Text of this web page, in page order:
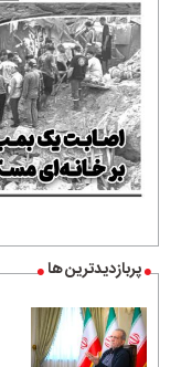
پربازدیدترین ها